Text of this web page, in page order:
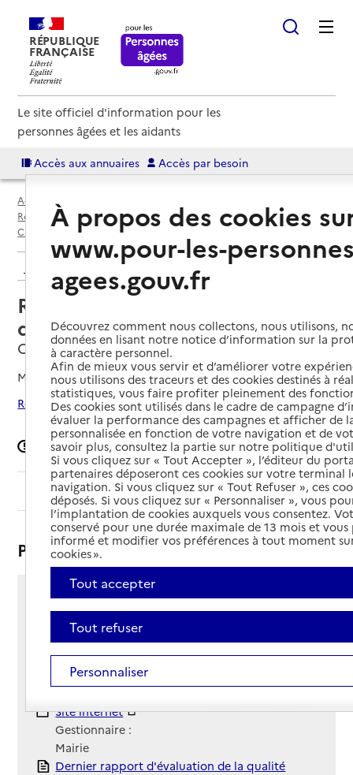
RÉPUBLIQUE
FRANÇAISE
Le site officiel d'information pour les
personnes âgées et les aidants
Accès aux annuaires Accès par besoin
Accueil
Résidences autonomie par département
Loir-et-Cher (41)
Chémery
Résidence autonomie La Maison d'Odette
Retour aux résultats de l'annuaire
Résidence autonomie La Maison
d'Odette
Chémery, LOIR-ET-CHER
Mis à jour le19/09/2025
Rechercher les établissements autour de Chémery
Signaler une erreur
Sommaire
Présentation
2 rue Mathias Dardouillet
41700 - Chémery
Voir itinéraire
Téléphone :
02 54 71 28 71
Site Internet
Site internet
Gestionnaire :
Mairie
Rapport HAS
Dernier rapport d'évaluation de la qualité
À propos des cookies
www.pour-les-
agees.gouv.fr
Découvrez comment nous collectons, nous utilisons,
données en lisant notre notice d’information sur la
à caractère personnel.
Afin de mieux vous servir et d’améliorer votre
nous utilisons des traceurs et des cookies destinés à
statistiques, vous faire profiter pleinement des
Des cookies sont utilisés dans le cadre de campagne
évaluer la performance des campagnes et afficher de
personnalisée en fonction de votre navigation et de
savoir plus, consultez la partie sur notre politique
Si vous cliquez sur « Tout Accepter », l’éditeur du
partenaires déposeront ces cookies sur votre terminal
navigation. Si vous cliquez sur « Tout Refuser », ces
déposés. Si vous cliquez sur « Personnaliser », vous
l’implantation de cookies auxquels vous consentez.
conservé pour une durée maximale de 13 mois et
informé et modifier vos préférences à tout moment
cookies ».
Tout accepter
Tout refuser
Personnaliser